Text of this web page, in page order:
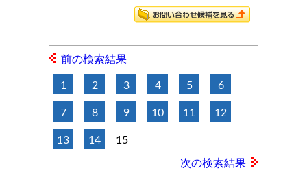
前の検索結果
1 2 3 4 5 6
7 8 9 10 11 12
13 14 15
次の検索結果